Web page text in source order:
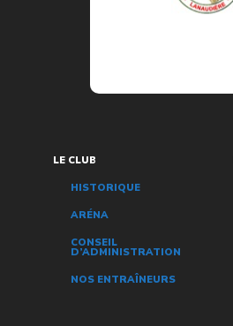
LE CLUB
HISTORIQUE
ARÉNA
CONSEIL
D’ADMINISTRATION
NOS ENTRAÎNEURS